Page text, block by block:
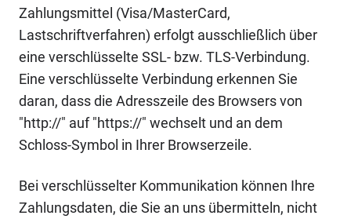
Zahlungsmittel (Visa/MasterCard,
Lastschriftverfahren) erfolgt ausschließlich über
eine verschlüsselte SSL- bzw. TLS-Verbindung.
Eine verschlüsselte Verbindung erkennen Sie
daran, dass die Adresszeile des Browsers von
"http://" auf "https://" wechselt und an dem
Schloss-Symbol in Ihrer Browserzeile.
Bei verschlüsselter Kommunikation können Ihre
Zahlungsdaten, die Sie an uns übermitteln, nicht